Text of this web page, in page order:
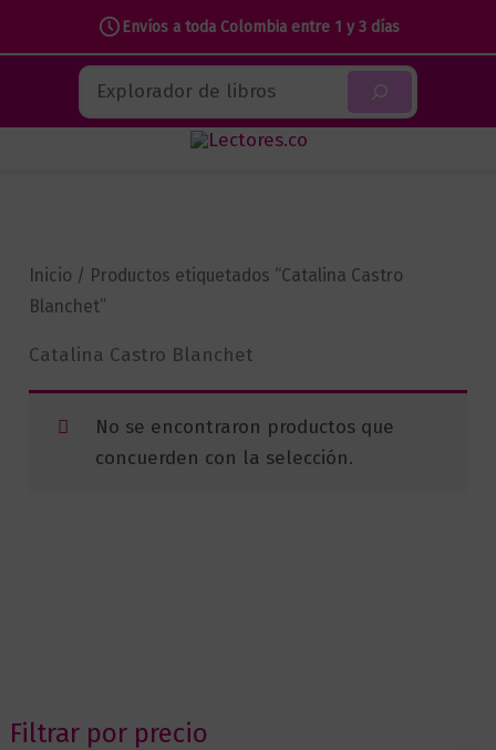
Envíos a toda Colombia entre 1 y 3 días
contenido
Buscar
Filtrar por precio
Inicio / Productos etiquetados “Catalina Castro
Blanchet”
Catalina Castro Blanchet
No se encontraron productos que
concuerden con la selección.